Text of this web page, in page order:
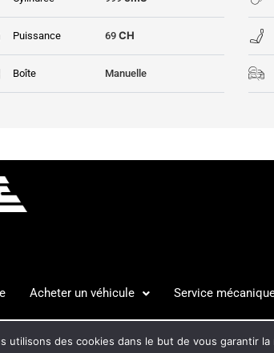
Puissance 69CH
Boîte Manuelle
Acheter un véhicule Service
CGV MENTIONS LÉGALES
utilisons des cookies dans le but de vous garantir